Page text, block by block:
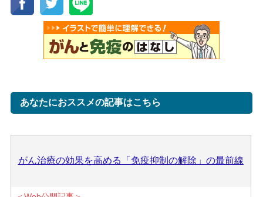
あなたにおススメの記事はこちら
がん治療の効果を高める「免疫抑制の解除」の最前線